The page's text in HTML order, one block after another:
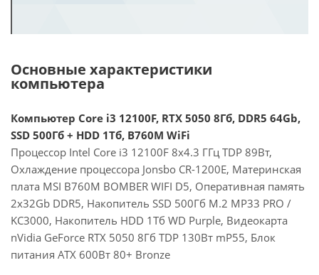
Основные характеристики
компьютера
Компьютер Core i3 12100F, RTX 5050 8Гб, DDR5 64Gb,
SSD 500Гб + HDD 1Тб, B760M WiFi
Процессор Intel Core i3 12100F 8x4.3 ГГц TDP 89Вт,
Охлаждение процессора Jonsbo CR-1200E, Материнская
плата MSI B760M BOMBER WIFI D5, Оперативная память
2x32Gb DDR5, Накопитель SSD 500Гб M.2 MP33 PRO /
KC3000, Накопитель HDD 1Тб WD Purple, Видеокарта
nVidia GeForce RTX 5050 8Гб TDP 130Вт mP55, Блок
питания ATX 600Вт 80+ Bronze